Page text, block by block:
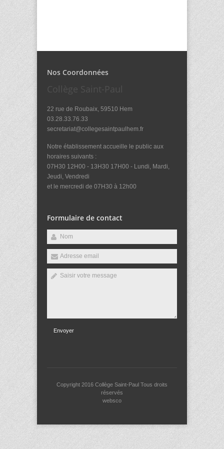
Nos Coordonnées
Collège Saint-Paul
22 rue de Roubaix, 59510 Hem
03.28.33.76.33
secretariat@collegesaintpaulhem.fr
Notre établissement accueille le public aux
horaires suivants :
07H30 12H00 - 13H30 17H00 - Lundi, Mardi,
Jeudi, Vendredi
et le mercredi de 07H30 à 12h00
Formulaire de contact
Envoyer
Copyright 2016 Collège Saint-Paul Tous droits
réservés
websco